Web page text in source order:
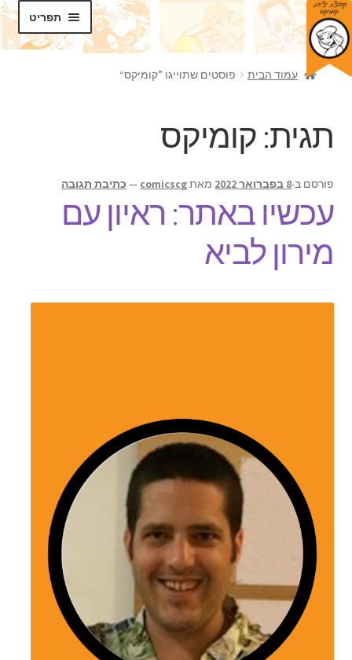
דלג
לניווט
לדלג
לתוכן
תפריט
חנות
סדנאות
תכנים
אודותינו
צרו קשר
עמוד הבית פוסטים שתוייגו ”קומיקס“
תגית: קומיקס
פורסם ב-8 בפברואר 2022 מאתcomicscg
— כתיבת תגובה
עכשיו באתר: ראיון עם
מירון לביא